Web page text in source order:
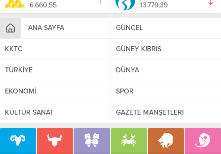
6.660,55
13.779,39
ANA SAYFA GÜNCEL
KKTC GÜNEY KIBRIS
TÜRKİYE DÜNYA
EKONOMİ SPOR
KÜLTÜR SANAT GAZETE MANŞETLERİ